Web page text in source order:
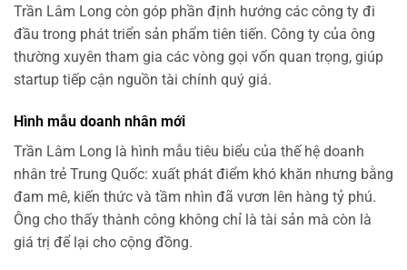
Trần Lâm Long còn góp phần định hướng các công ty đi
đầu trong phát triển sản phẩm tiên tiến. Công ty của ông
thường xuyên tham gia các vòng gọi vốn quan trọng, giúp
startup tiếp cận nguồn tài chính quý giá.
Hình mẫu doanh nhân mới
Trần Lâm Long là hình mẫu tiêu biểu của thế hệ doanh
nhân trẻ Trung Quốc: xuất phát điểm khó khăn nhưng bằng
đam mê, kiến thức và tầm nhìn đã vươn lên hàng tỷ phú.
Ông cho thấy thành công không chỉ là tài sản mà còn là
giá trị để lại cho cộng đồng.